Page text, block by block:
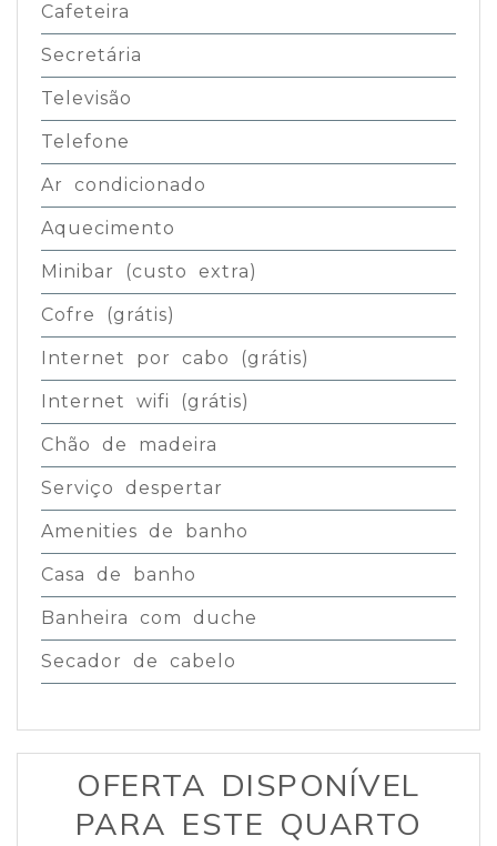
Cafeteira
Secretária
Televisão
Telefone
Ar condicionado
Aquecimento
Minibar (custo extra)
Cofre (grátis)
Internet por cabo (grátis)
Internet wifi (grátis)
Chão de madeira
Serviço despertar
Amenities de banho
Casa de banho
Banheira com duche
Secador de cabelo
OFERTA DISPONÍVEL
PARA ESTE QUARTO